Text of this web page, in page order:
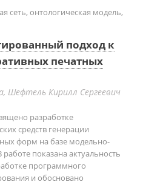
сеть, онтологическая модель,
подход к
печатных
Шефтель Кирилл Сергеевич
разработке
средств генерации
форм на базе модельно-
показана актуальность
программного
и обосновано